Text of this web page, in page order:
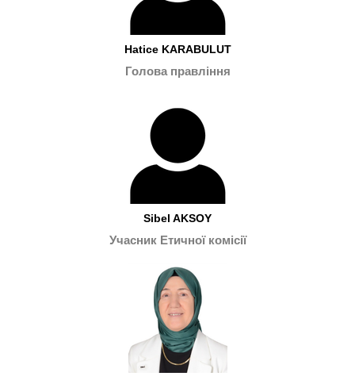
Hatice KARABULUT
Голова правління
Sibel AKSOY
Учасник Етичної комісії